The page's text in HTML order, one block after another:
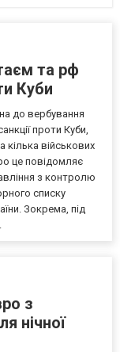
та рф
Куби
до вербування
проти Куби,
кілька військових
це повідомляє
з контролю
списку
Зокрема, під
з
нічної